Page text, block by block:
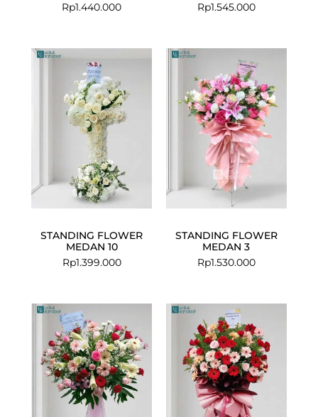
Rp1.440.000
Rp1.545.000
STANDING FLOWER
MEDAN 10
Rp1.399.000
STANDING FLOWER
MEDAN 3
Rp1.530.000